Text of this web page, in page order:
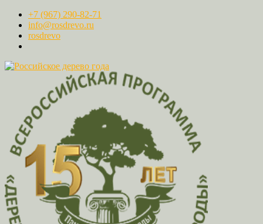
+7 (967) 290-82-71
info@rosdrevo.ru
rosdrevo